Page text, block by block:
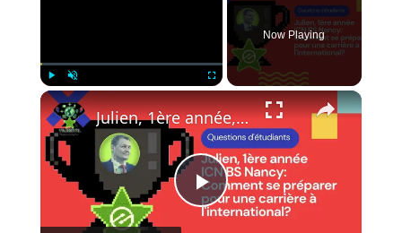
Play Unmute
Now Playing
×
Play
Julien, 1ère année, ICN BS Nancy - Comment se préparer pour une carrière à l'international?